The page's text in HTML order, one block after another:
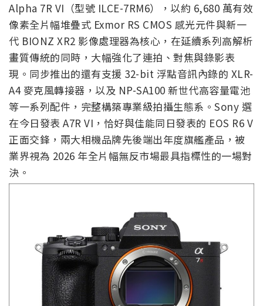
Alpha 7R VI（型號 ILCE-7RM6），以約 6,680 萬有效
像素全片幅堆疊式 Exmor RS CMOS 感光元件與新一
代 BIONZ XR2 影像處理器為核心，在延續系列高解析
畫質傳統的同時，大幅強化了連拍、對焦與錄影表
現。同步推出的還有支援 32-bit 浮點音訊內錄的 XLR-
A4 麥克風轉接器，以及 NP-SA100 新世代高容量電池
等一系列配件，完整構築專業級拍攝生態系。Sony 選
在今日發表 A7R VI，恰好與佳能同日發表的 EOS R6 V
正面交鋒，兩大相機品牌先後端出年度旗艦產品，被
業界視為 2026 年全片幅無反市場最具指標性的一場對
決。